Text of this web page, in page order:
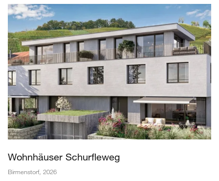
Wohnhäuser Schurfleweg
Birmenstorf, 2026